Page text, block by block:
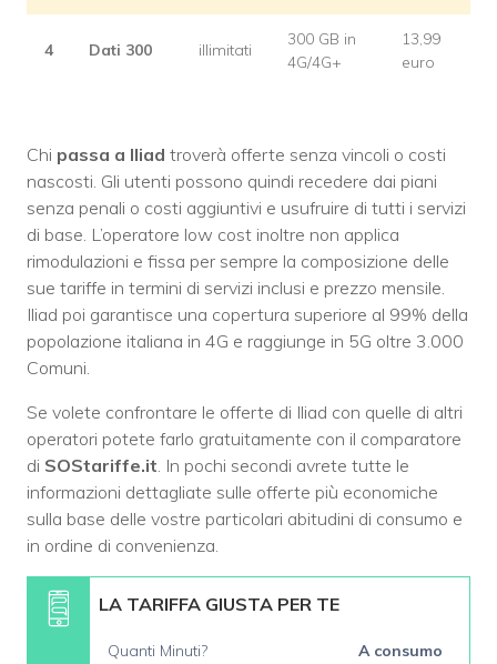
4 Dati 300 illimitati
300 GB in
4G/4G+
13,99
euro
Chi passa a Iliad troverà offerte senza vincoli o costi
nascosti. Gli utenti possono quindi recedere dai piani
senza penali o costi aggiuntivi e usufruire di tutti i servizi
di base. L’operatore low cost inoltre non applica
rimodulazioni e fissa per sempre la composizione delle
sue tariffe in termini di servizi inclusi e prezzo mensile.
Iliad poi garantisce una copertura superiore al 99% della
popolazione italiana in 4G e raggiunge in 5G oltre 3.000
Comuni.
Se volete confrontare le offerte di Iliad con quelle di altri
operatori potete farlo gratuitamente con il comparatore
di SOStariffe.it . In pochi secondi avrete tutte le
informazioni dettagliate sulle offerte più economiche
sulla base delle vostre particolari abitudini di consumo e
in ordine di convenienza.
LA TARIFFA GIUSTA PER TE
Quanti Minuti? A consumo